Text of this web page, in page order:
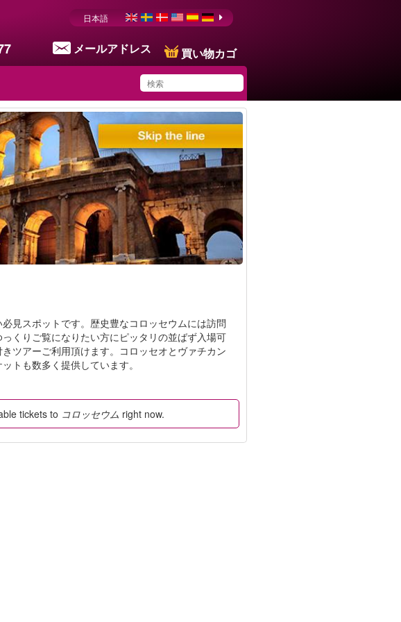
メールアドレス 買い物カゴ
日本語
You have saved this
product in your list
見スポットです。歴史豊なコロッセウムには訪問
くりご覧になりたい方にピッタリの並ばず入場可
ツアーご利用頂けます。コロッセオとヴァチカン
トも数多く提供しています。
tickets to コロッセウム right now.